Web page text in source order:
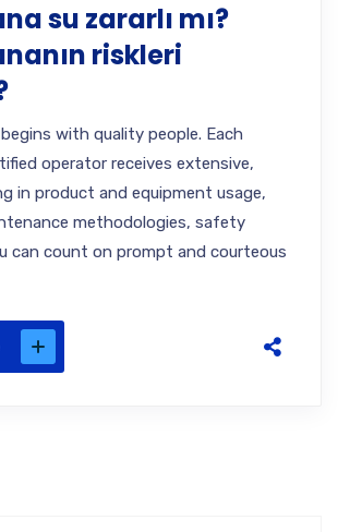
su zararlı mı?
riskleri
with quality people. Each
operator receives extensive,
in product and equipment usage,
methodologies, safety
can count on prompt and courteous